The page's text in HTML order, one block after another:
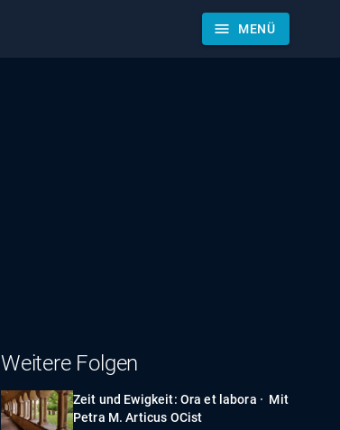
menu MENÜ
Weitere Folgen
Zeit und Ewigkeit: Ora et labora · Mit
Petra M. Articus OCist